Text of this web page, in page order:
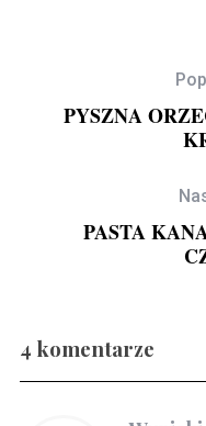
PYSZNA
PASTA
4 komentarze